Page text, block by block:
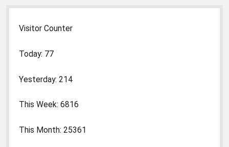
Visitor Counter
Today: 77
Yesterday: 214
This Week: 6816
This Month: 25361